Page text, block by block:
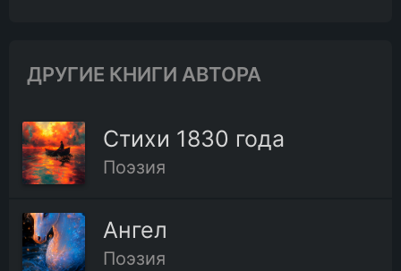
ДРУГИЕ КНИГИ АВТОРА
Стихи 1830 года
Поэзия
Ангел
Поэзия